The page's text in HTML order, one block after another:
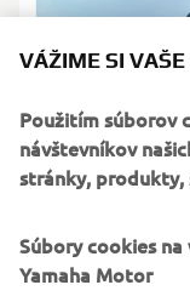
VÁŽIME SI
Použitím súborov
návštevníkov
stránky, produkty,
Súbory cookies
Yamaha Motor